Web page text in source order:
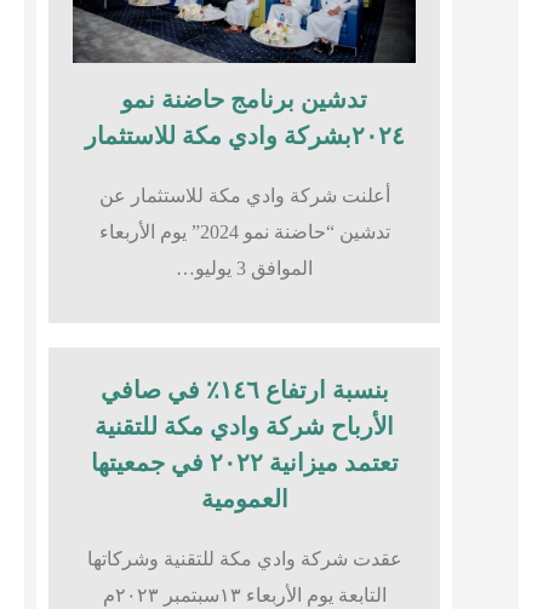
تدشين برنامج حاضنة نمو
٢٠٢٤بشركة وادي مكة للاستثمار
أعلنت شركة وادي مكة للاستثمار عن
تدشين “حاضنة نمو 2024” يوم الأربعاء
الموافق 3 يوليو…
بنسبة ارتفاع ١٤٦٪؜ في صافي
الأرباح شركة وادي مكة للتقنية
تعتمد ميزانية ٢٠٢٢ في جمعيتها
العمومية
عقدت شركة وادي مكة للتقنية وشركاتها
التابعة يوم الأربعاء ١٣سبتمبر ٢٠٢٣م